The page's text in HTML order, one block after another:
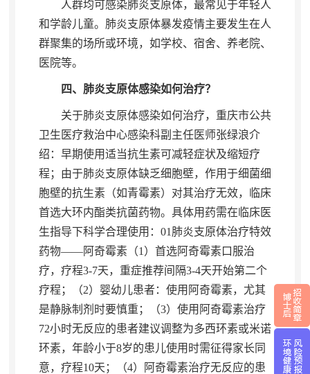
人群均可感染肺炎支原体， 最常见于年轻人
和学龄儿童。肺炎支原体暴发疫情主要发生在人
群聚集的场所或环境， 如学校、宿舍、养老院、
医院等。
四、肺炎支原体感染如何治疗？
关于肺炎支原体感染如何治疗， 重庆市公共
卫生医疗救治中心感染科副主任医师张绿浪介
绍：早期使用适当抗生素可减轻症状及缩短疗
程；由于肺炎支原体缺乏细胞壁， 作用于细菌细
胞壁的抗生素（如青霉素）对其治疗无效，临床
首选大环内酯类抗菌药物。 具体用药需在临床医
生指导下科学合理使用：01肺炎支原体治疗特效
药物——阿奇霉素（1）首选阿奇霉素口服治
疗，疗程3-7天， 重症推荐间隔3-4天开始第二个
疗程；（2）婴幼儿患者：使用阿奇霉素， 尤其
是静脉制剂时要慎重；（3）使用阿奇霉素治疗
72小时无反应的患者建议调整为多西环素或米诺
环素， 年龄小于8岁的患儿使用时需征得家长同
意，疗程10天 ；
（4）阿奇霉素治疗无反应的患